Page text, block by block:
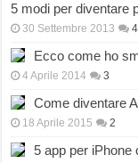
5 modi per diventare
30 Settembre 2013 4
Ecco come ho
4 Aprile 2014 3
Come diventare
18 Aprile 2015 2
5 app per iPhone